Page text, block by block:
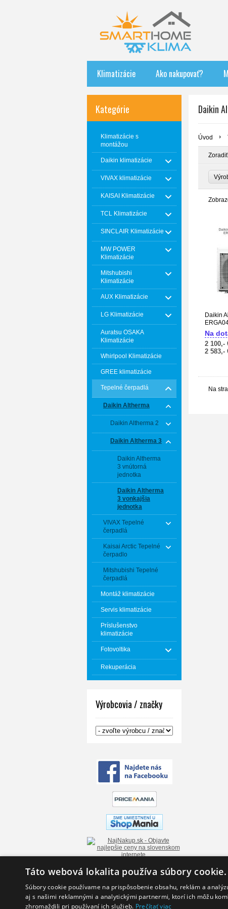
Klimatizácie Ako nakupovať?
Kategórie
Klimatizácie s
montážou
Daikin klimatizácie
VIVAX klimatizácie
KAISAI Klimatizácie
TCL Klimatizácie
SINCLAIR Klimatizácie
MW POWER
Klimatizácie
Mitshubishi
Klimatizácie
AUX Klimatizácie
LG Klimatizácie
Auratsu OSAKA
Klimatizácie
Whirlpool Klimatizácie
GREE klimatizácie
Tepelné čerpadlá
Daikin Altherma
Daikin Altherma 2
Daikin Altherma 3
Daikin Altherma
3 vnútorná
jednotka
Daikin Altherma
3 vonkajšia
jednotka
VIVAX Tepelné
čerpadlá
Kaisai Arctic Tepelné
čerpadlo
Mitshubishi Tepelné
čerpadlá
Montáž klimatizácie
Servis klimatizácie
Príslušenstvo
klimatizácie
Fotovoltika
Rekuperácia
Výrobcovia / značky
Daikin
Úvod
Daikin
Na
2 100,-
2 583,-
Na
Prečo my
O nás
Zľavové kupóny
Táto webová lokalita používa súbory cookie.
Súbory cookie používame na prispôsobenie obsahu, reklám a
aj s našimi reklamnými a analytickými partnermi, ktorí ich môžu
zhromaždili pri používaní ich služieb. Prečítať viac